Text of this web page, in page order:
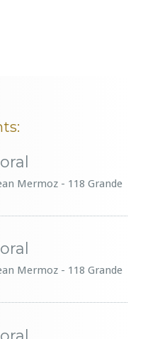
Mermoz - 118 Grande
Mermoz - 118 Grande